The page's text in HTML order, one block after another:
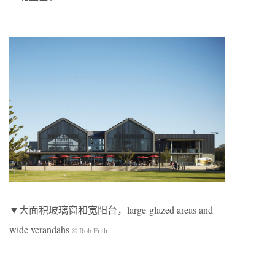
▼大面积玻璃窗和宽阳台，large glazed areas and
wide verandahs © Rob Frith